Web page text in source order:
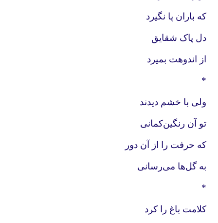
که باران پا نگیرد
دل پاک شقایق
از اندوهت بمیرد
*
ولی با خشم دیدند
تو آن رنگین‌کمانی
که حرفت را از آن دور
به گل‌ها می‌رسانی
*
کلامت باغ را کرد